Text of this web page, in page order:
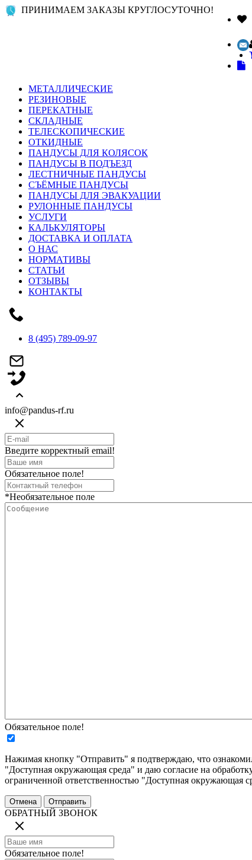
ПРИНИМАЕМ ЗАКАЗЫ КРУГЛОСУТОЧНО!
МЕТАЛЛИЧЕСКИЕ
РЕЗИНОВЫЕ
ПЕРЕКАТНЫЕ
СКЛАДНЫЕ
ТЕЛЕСКОПИЧЕСКИЕ
ОТКИДНЫЕ
ПАНДУСЫ ДЛЯ КОЛЯСОК
ПАНДУСЫ В ПОДЪЕЗД
ЛЕСТНИЧНЫЕ ПАНДУСЫ
СЪЁМНЫЕ ПАНДУСЫ
ПАНДУСЫ ДЛЯ ЭВАКУАЦИИ
РУЛОННЫЕ ПАНДУСЫ
УСЛУГИ
КАЛЬКУЛЯТОРЫ
ДОСТАВКА И ОПЛАТА
О НАС
НОРМАТИВЫ
СТАТЬИ
ОТЗЫВЫ
КОНТАКТЫ
8 (495) 789-09-97
info@pandus-rf.ru
Введите корректный email!
Обязательное поле!
*Необязательное поле
Обязательное поле!
Нажимая кнопку "Отправить" я подтверждаю, что
"Доступная окружающая среда" и даю согласие на
ограниченной ответственностью "Доступная окружающая
ОБРАТНЫЙ ЗВОНОК
Обязательное поле!